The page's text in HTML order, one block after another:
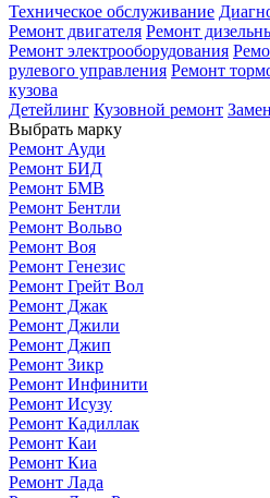
Техническое обслуживание
Ремонт двигателя Ремонт
Ремонт электрооборудования
рулевого управления Ремонт
кузова
Детейлинг Кузовной ремонт
Выбрать марку
Ремонт Ауди
Ремонт БИД
Ремонт БМВ
Ремонт Бентли
Ремонт Вольво
Ремонт Воя
Ремонт Генезис
Ремонт Грейт Вол
Ремонт Джак
Ремонт Джили
Ремонт Джип
Ремонт Зикр
Ремонт Инфинити
Ремонт Исузу
Ремонт Кадиллак
Ремонт Каи
Ремонт Киа
Ремонт Лада